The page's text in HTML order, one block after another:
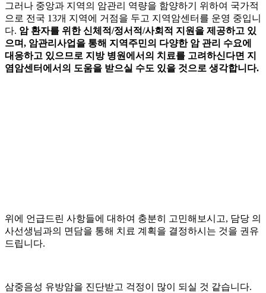
그러나 중앙과 지역의 암관리 역량을 함양하기 위하여 국가적
으로 전국 13개 지역에 거점을 두고 지역암센터를 운영 중입니
다. 암 환자를 위한 신체적/정서적/사회적 지원을 제공하고 있
으며, 암관리사업을 통해 지역주민의 다양한 암 관리 수요에
대응하고 있으므로 지방 병원에서의 치료를 고려하신다면 지
염암센터에서의 도움을 받으실 수도 있을 것으로 생각합니다.
위에 언급드린 사항들에 대하여 충분히 고민해보시고, 담당 의
사선생님과의 면담을 통해 치료 계획을 결정하시는 것을 권유
드립니다.
삼중음성 유방암을 진단받고 걱정이 많이 되실 것 같습니다.